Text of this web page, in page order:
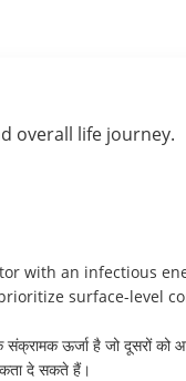
overall life journey.
with an infectious
surface-level
ऊर्जा है जो दूसरों को
दे सकते हैं।